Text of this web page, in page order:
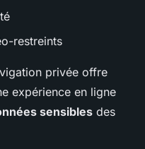
restreints
privée offre
expérience en ligne
sensibles des